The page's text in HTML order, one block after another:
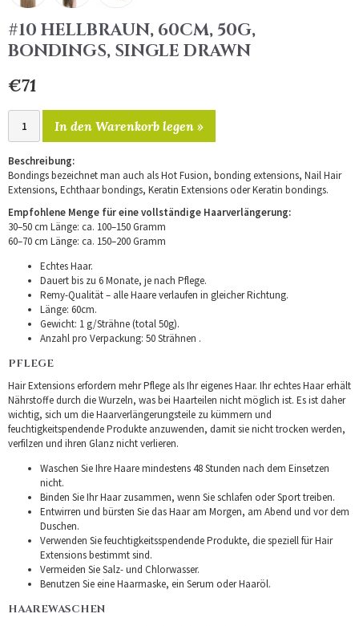
#10 HELLBRAUN, 60CM, 50G,
BONDINGS, SINGLE DRAWN
€71
In den Warenkorb legen »
Beschreibung:
Bondings bezeichnet man auch als Hot Fusion, bonding extensions, Nail Hair
Extensions, Echthaar bondings, Keratin Extensions oder Keratin bondings.
Empfohlene Menge für eine vollständige Haarverlängerung:
30–50 cm Länge: ca. 100–150 Gramm
60–70 cm Länge: ca. 150–200 Gramm
Echtes Haar.
Dauert bis zu 6 Monate, je nach Pflege.
Remy-Qualität – alle Haare verlaufen in gleicher Richtung.
Länge: 60cm.
Gewicht: 1 g/Strähne (total 50g).
Anzahl pro Verpackung: 50 Strähnen .
PFLEGE
Hair Extensions erfordern mehr Pflege als Ihr eigenes Haar. Ihr echtes Haar erhält
Nährstoffe durch die Wurzeln, was bei Haarteilen nicht möglich ist. Es ist daher
wichtig, sich um die Haarverlängerungsteile zu kümmern und
feuchtigkeitspendende Produkte anzuwenden, damit sie nicht trocken werden,
verfilzen und ihren Glanz nicht verlieren.
Waschen Sie Ihre Haare mindestens 48 Stunden nach dem Einsetzen
nicht.
Binden Sie Ihr Haar zusammen, wenn Sie schlafen oder Sport treiben.
Entwirren und bürsten Sie das Haar am Morgen, am Abend und vor dem
Duschen.
Verwenden Sie feuchtigkeitsspendende Produkte, die speziell für Hair
Extensions bestimmt sind.
Vermeiden Sie Salz- und Chlorwasser.
Benutzen Sie eine Haarmaske, ein Serum oder Haaröl.
HAAREWASCHEN